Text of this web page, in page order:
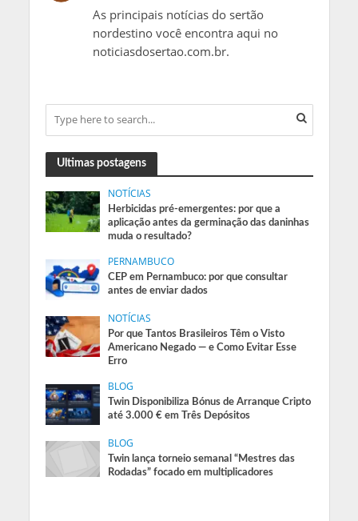
As principais notícias do sertão
nordestino você encontra aqui no
noticiasdosertao.com.br.
Ultimas postagens
NOTÍCIAS
Herbicidas pré-emergentes: por que a
aplicação antes da germinação das daninhas
muda o resultado?
PERNAMBUCO
CEP em Pernambuco: por que consultar
antes de enviar dados
NOTÍCIAS
Por que Tantos Brasileiros Têm o Visto
Americano Negado — e Como Evitar Esse
Erro
BLOG
Twin Disponibiliza Bónus de Arranque Cripto
até 3.000 € em Três Depósitos
BLOG
Twin lança torneio semanal “Mestres das
Rodadas” focado em multiplicadores